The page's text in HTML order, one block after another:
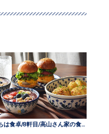
こんにちは食卓/8軒目/高山さん家の食卓